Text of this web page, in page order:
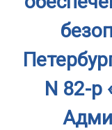
N 82-р